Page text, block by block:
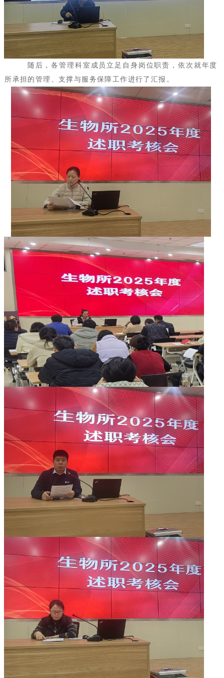
随后，各管理科室成员立足自身岗位职责，依次就年度
所承担的管理、支撑与服务保障工作进行了汇报。